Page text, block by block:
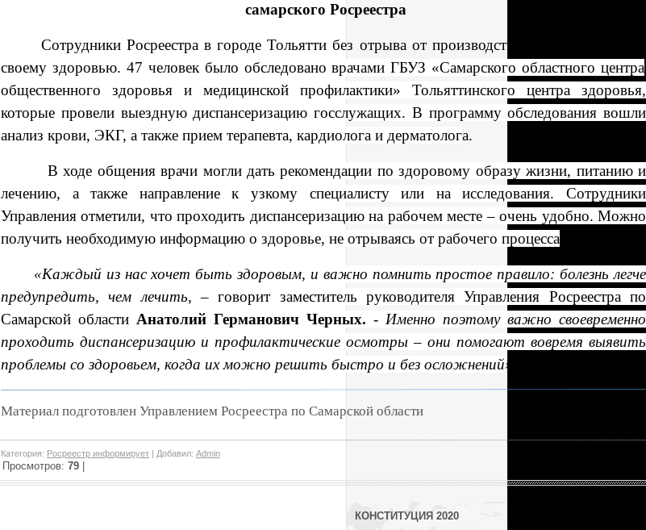
самарского Росреестра
Сотрудники Росреестра в городе Тольятти без отрыва от производства уделили внимание
своему здоровью. 47 человек было обследовано врачами ГБУЗ «Самарского областного центра
общественного здоровья и медицинской профилактики» Тольяттинского центра здоровья,
которые провели выездную диспансеризацию госслужащих. В программу обследования вошли
анализ крови, ЭКГ, а также прием терапевта, кардиолога и дерматолога.
В ходе общения врачи могли дать рекомендации по здоровому образу жизни, питанию и
лечению, а также направление к узкому специалисту или на исследования. Сотрудники
Управления отметили, что проходить диспансеризацию на рабочем месте – очень удобно. Можно
получить необходимую информацию о здоровье, не отрываясь от рабочего процесса
«Каждый из нас хочет быть здоровым, и важно помнить простое правило: болезнь легче
предупредить, чем лечить, – говорит заместитель руководителя Управления Росреестра по
Самарской области Анатолий Германович Черных. - Именно поэтому важно своевременно
проходить диспансеризацию и профилактические осмотры – они помогают вовремя выявить
проблемы со здоровьем, когда их можно решить быстро и без осложнений».
Материал подготовлен Управлением Росреестра по Самарской области
Категория: Росреестр информирует | Добавил: Admin
Просмотров: 79
КОНСТИТУЦИЯ 2020